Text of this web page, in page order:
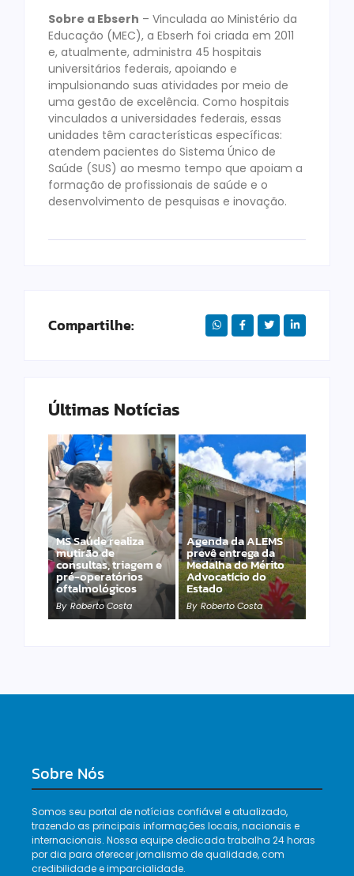
Sobre a Ebserh – Vinculada ao Ministério da
Educação (MEC), a Ebserh foi criada em 2011
e, atualmente, administra 45 hospitais
universitários federais, apoiando e
impulsionando suas atividades por meio de
uma gestão de excelência. Como hospitais
vinculados a universidades federais, essas
unidades têm características específicas:
atendem pacientes do Sistema Único de
Saúde (SUS) ao mesmo tempo que apoiam a
formação de profissionais de saúde e o
desenvolvimento de pesquisas e inovação.
Compartilhe:
Últimas Notícias
MS Saúde realiza
mutirão de
consultas, triagem e
pré-operatórios
oftalmológicos
By Roberto Costa
Agenda da ALEMS
prevê entrega da
Medalha do Mérito
Advocatício do
Estado
By Roberto Costa
PET – Subea leva
atendimento ao
Jardim Carioca
By Roberto Costa
Sobre Nós
Somos seu portal de notícias confiável e atualizado,
trazendo as principais informações locais, nacionais e
internacionais. Nossa equipe dedicada trabalha 24 horas
por dia para oferecer jornalismo de qualidade, com
credibilidade e imparcialidade.